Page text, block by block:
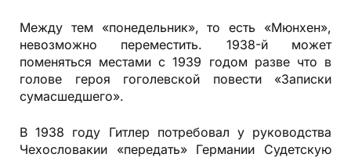
Между тем «понедельник», то есть «Мюнхен»,
невозможно переместить. 1938-й может
поменяться местами с 1939 годом разве что в
голове героя гоголевской повести «Записки
сумасшедшего».
В 1938 году Гитлер потребовал у руководства
Чехословакии «передать» Германии Судетскую